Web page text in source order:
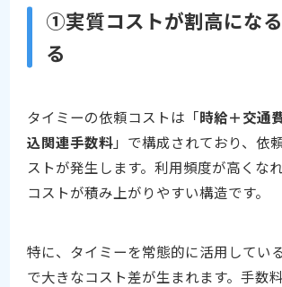
①実質コストが割高にな
る
タイミーの依頼コストは「時給＋交通
込関連手数料」で構成されており、依
ストが発生します。利用頻度が高くなれ
コストが積み上がりやすい構造です。
特に、タイミーを常態的に活用してい
で大きなコスト差が生まれます。手数